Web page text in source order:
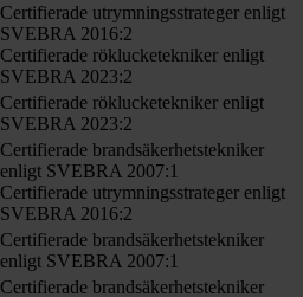
Certifierade utrymningsstrateger enligt
SVEBRA 2016:2
Certifierade röklucketekniker enligt
SVEBRA 2023:2
Certifierade röklucketekniker enligt
SVEBRA 2023:2
Certifierade brandsäkerhetstekniker
enligt SVEBRA 2007:1
Certifierade utrymningsstrateger enligt
SVEBRA 2016:2
Certifierade brandsäkerhetstekniker
enligt SVEBRA 2007:1
Certifierade brandsäkerhetstekniker